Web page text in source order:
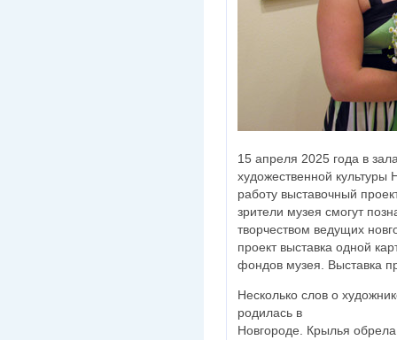
15 апреля 2025 года в
художественной культуры
работу выставочный
зрители музея смогут
творчеством ведущих
проект выставка одной
фондов музея. Выставка
Несколько слов о
родилась в
Новгороде. Крылья